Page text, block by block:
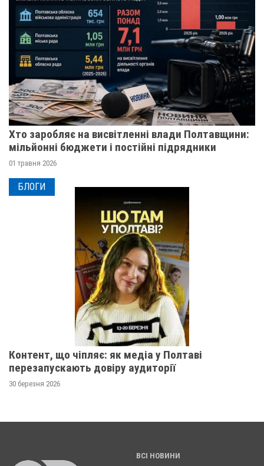
Хто заробляє на висвітленні влади Полтавщини:
мільйонні бюджети і постійні підрядники
01 травня 2026
БЛОГИ
Контент, що чіпляє: як медіа у Полтаві
перезапускають довіру аудиторії
30 березня 2026
ВСІ НОВИНИ